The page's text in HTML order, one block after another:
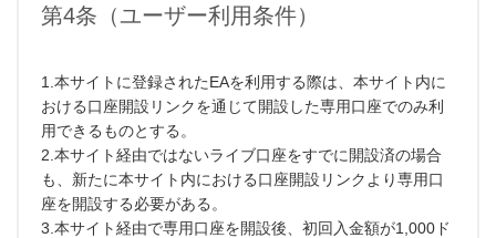
第4条（ユーザー利用条件）
1.本サイトに登録されたEAを利用する際は、本サイト内に
おける口座開設リンクを通じて開設した専用口座でのみ利
用できるものとする。
2.本サイト経由ではないライブ口座をすでに開設済の場合
も、新たに本サイト内における口座開設リンクより専用口
座を開設する必要がある。
3.本サイト経由で専用口座を開設後、初回入金額が1,000ド